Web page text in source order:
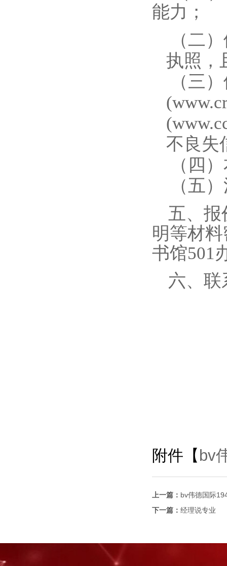
能力；
（二
执照，
（三）
不良失
（四
（五
五、
明等材
书馆501
六、联
附件【 bv
上一篇： bv伟德国际
下一篇： 经理说专业